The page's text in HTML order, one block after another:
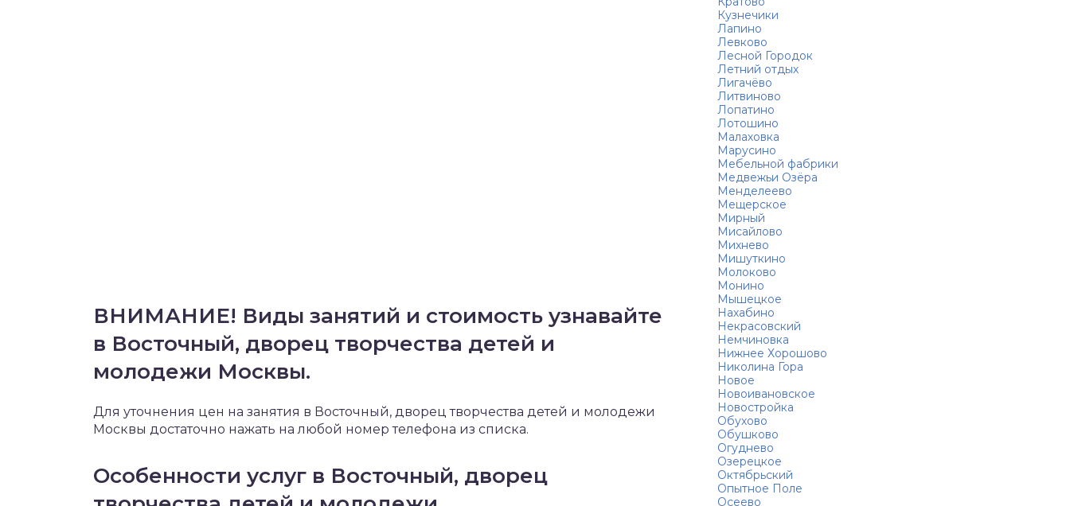
ВНИМАНИЕ! Виды занятий и стоимость узнавайте
в Восточный, дворец творчества детей и
молодежи Москвы.
Для уточнения цен на занятия в Восточный, дворец творчества детей и молодежи
Москвы достаточно нажать на любой номер телефона из списка.
Особенности услуг в Восточный, дворец
Кузнечики
Лапино
Левково
Лесной Городок
Летний отдых
Лигачёво
Литвиново
Лопатино
Лотошино
Малаховка
Марусино
Мебельной фабрики
Медвежьи Озёра
Менделеево
Мещерское
Мирный
Мисайлово
Михнево
Мишуткино
Молоково
Монино
Мышецкое
Нахабино
Некрасовский
Немчиновка
Нижнее Хорошово
Николина Гора
Новое
Новоивановское
Новостройка
Обухово
Обушково
Огуднево
Озерецкое
Октябрьский
Опытное Поле
Осеево